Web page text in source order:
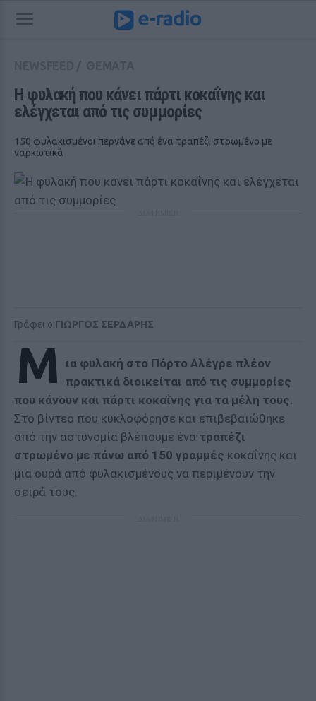
Η φυλακή που κάνει πάρτι κοκαΐνης και
ελέγχεται από τις συμμορίες
150 φυλακισμένοι περνάνε από ένα τραπέζι στρωμένο με
ναρκωτικά
Γράφει ο ΓΙΩΡΓΟΣ ΣΕΡΔΑΡΗΣ
Μ
ια φυλακή στο Πόρτο Αλέγρε πλέον
πρακτικά διοικείται από τις συμμορίες
που κάνουν και πάρτι κοκαΐνης για τα μέλη τους.
Στο βίντεο που κυκλοφόρησε και επιβεβαιώθηκε
από την αστυνομία βλέπουμε ένα τραπέζι
στρωμένο με πάνω από 150 γραμμές κοκαΐνης και
μια ουρά από φυλακισμένους να περιμένουν την
σειρά τους.